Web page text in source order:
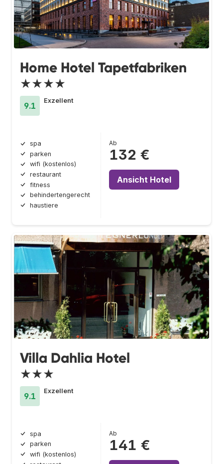
Home Hotel Tapetfabriken
★★★★
9.1
Exzellent
spa
parken
wifi (kostenlos)
restaurant
fitness
behindertengerecht
haustiere
Ab
132 €
Ansicht Hotel
Villa Dahlia Hotel
★★★
9.1
Exzellent
spa
parken
wifi (kostenlos)
Ab
141 €